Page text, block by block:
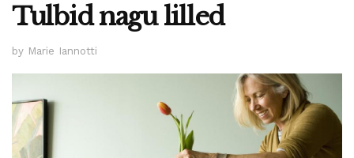
Tulbid nagu lilled
by Marie Iannotti